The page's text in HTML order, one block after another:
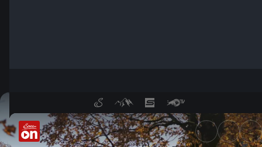
Auch das ist Österreich -